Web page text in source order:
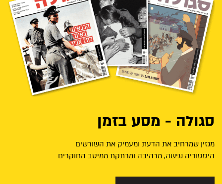
סגולה - מסע בזמן
מגזין שמרחיב את הדעת ומעמיק את השורשים
היסטוריה נגישה, מרהיבה ומרתקת ממיטב החוקרים